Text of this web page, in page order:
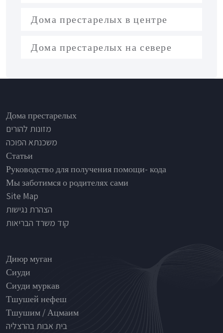
Дома престарелых в центре
Дома престарелых на севере
Footer
Дома престарелых
מזונות להורים
משכנתא הפוכה
Статьи
Руководство для получения помощи- кода
Мы заботимся о родителях сами
Site Map
הצהרת נגישות
קוד משרד הבריאות
Nursinghouse type
Диюр муган
Сиуди
Сиуди муркав
Тшушей нефеш
Тшушим / Ацмаим
בית אבות בהרצליה